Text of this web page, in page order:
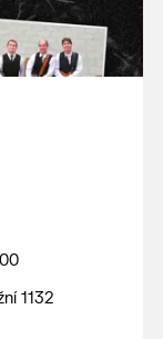
1132